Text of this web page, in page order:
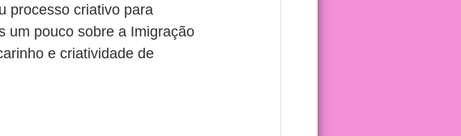
processo criativo para
um pouco sobre a Imigração
e criatividade de